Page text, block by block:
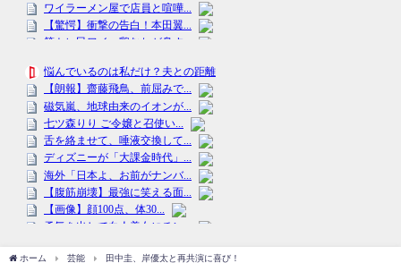
ホーム 芸能 田中圭、岸優太と再共演に喜び！